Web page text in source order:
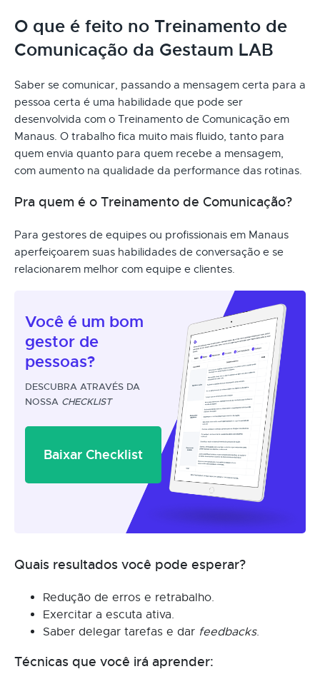
O que é feito no Treinamento de
Comunicação da Gestaum LAB
Saber se comunicar, passando a mensagem certa para a
pessoa certa é uma habilidade que pode ser
desenvolvida com o Treinamento de Comunicação em
Manaus. O trabalho fica muito mais fluido, tanto para
quem envia quanto para quem recebe a mensagem,
com aumento na qualidade da performance das rotinas.
Pra quem é o Treinamento de Comunicação?
Para gestores de equipes ou profissionais em Manaus
aperfeiçoarem suas habilidades de conversação e se
relacionarem melhor com equipe e clientes.
Você é um bom
gestor de
pessoas?
DESCUBRA ATRAVÉS DA
NOSSA CHECKLIST
Baixar Checklist
Quais resultados você pode esperar?
Redução de erros e retrabalho.
Exercitar a escuta ativa.
Saber delegar tarefas e dar feedbacks.
Técnicas que você irá aprender: